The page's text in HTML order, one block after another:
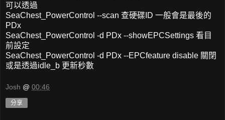
可以透過
SeaChest_PowerControl --scan 查硬碟ID 一般會是最後的
PDx
SeaChest_PowerControl -d PDx --showEPCSettings 看目
前設定
SeaChest_PowerControl -d PDx --EPCfeature disable 關閉
或是透過idle_b 更新秒數
Josh @ 00:46
分享